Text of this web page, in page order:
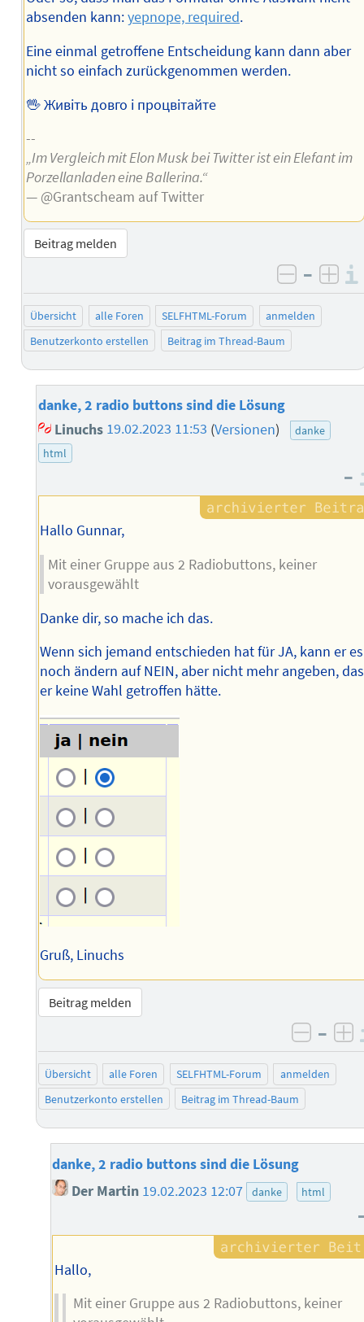
absenden kann:yepnope, required.
Eine einmal getroffene Entscheidung kann dann aber
nicht so einfach zurückgenommen werden.
🖖 Живіть довго і процвітайте
--
„Im Vergleich mit Elon Musk bei Twitter ist ein Elefant im
Porzellanladen eine Ballerina.“
— @Grantscheam auf Twitter
Beitrag melden
negativ
–
Übersicht alle Foren SELFHTML-Forum
anmelden
Benutzerkonto erstellen
Beitrag im Thread-Baum
danke, 2 radio buttons sind die Lösung
Linuchs 19.02.2023 11:53 (Versionen)
danke
html
–
Hallo Gunnar,
Mit einer Gruppe aus 2 Radiobuttons, keiner
vorausgewählt
Danke dir, so mache ich das.
Wenn sich jemand entschieden hat für JA, kann er es
noch ändern auf NEIN, aber nicht mehr angeben,
er keine Wahl getroffen hätte.
Gruß, Linuchs
Beitrag melden
–
Übersicht alle Foren SELFHTML-Forum
anmelden
Benutzerkonto erstellen
Beitrag im Thread-Baum
danke, 2 radio buttons sind die Lösung
Der Martin 19.02.2023 12:07 danke html
Hallo,
Mit einer Gruppe aus 2 Radiobuttons, keiner